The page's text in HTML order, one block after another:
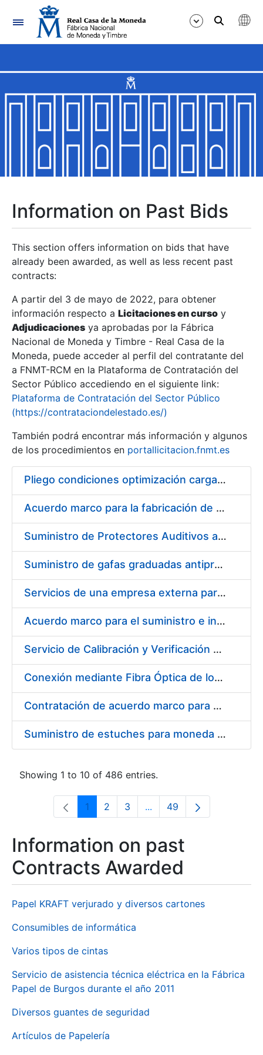
Navigation
Show/Hide
Show/Hide
Show/Hide
Show/Hide
Show/Hide
Show/Hide
Information on Past Bids
This section offers information on bids that have
already been awarded, as well as less recent past
contracts:
A partir del 3 de mayo de 2022, para obtener
información respecto a Licitaciones en curso y
Adjudicaciones ya aprobadas por la Fábrica
Nacional de Moneda y Timbre - Real Casa de la
Moneda, puede acceder al perfil del contratante del
a FNMT-RCM en la Plataforma de Contratación del
Sector Público accediendo en el siguiente link:
Plataforma de Contratación del Sector Público
(https://contrataciondelestado.es/)
También podrá encontrar más información y algunos
de los procedimientos en portallicitacion.fnmt.es
Pliego condiciones optimización cargas compras firmado
Acuerdo marco para la fabricación de piezas
Suministro de Protectores Auditivos a medida para las personas trabajadoras de los Centros de Trabajo de Madrid y Burgos
Suministro de gafas graduadas antiproyecciones para los trabajadores de la FNMT-RCM en los centros de trabajo de Madrid y Burgos
Servicios de una empresa externa para el asesoramiento y resolución de los recursos de alzada que se presentan relacionados con procesos de selección para la FNMT-RCM
Acuerdo marco para el suministro e instalación de persianas, estores y otros complementos
Servicio de Calibración y Verificación Externa de los Equipos de Medición del Servicio de Prevención de la FNMT-RCM
Conexión mediante Fibra Óptica de los Centros de Proceso de Datos (CPDs) de las sedes de la FNMT-RCM de Burgos y Madrid
Contratación de acuerdo marco para el Suministro de Material de Electricidad para la Fábrica Nacional de Moneda y Timbre-Real Casa de la Moneda en su centro de trabajo de Burgos
Suministro de estuches para moneda de 30 €
Showing 1 to 10 of 486 entries.
Page
1 Page
2 Page
3 ...Intermediate Pages Use
Page
49
Information on past
Contracts Awarded
Papel KRAFT verjurado y diversos cartones
Consumibles de informática
Varios tipos de cintas
Servicio de asistencia técnica eléctrica en la Fábrica
Papel de Burgos durante el año 2011
Diversos guantes de seguridad
Artículos de Papelería